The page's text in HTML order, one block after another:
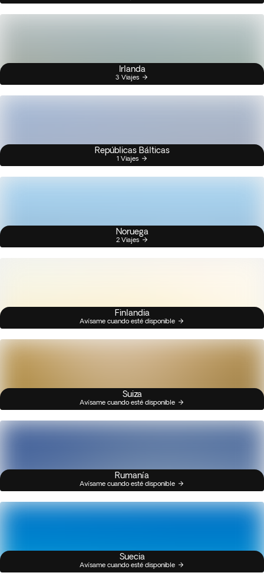
Irlanda
3 Viajes
Repúblicas Bálticas
1 Viajes
Noruega
2 Viajes
Finlandia
Avísame cuando esté disponible
Suiza
Avísame cuando esté disponible
Rumanía
Avísame cuando esté disponible
Suecia
Avísame cuando esté disponible